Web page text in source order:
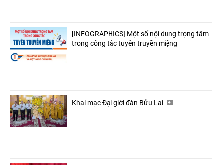
[INFOGRAPHICS] Một số nội dung trọng tâm
trong công tác tuyên truyền miệng
Khai mạc Đại giới đàn Bửu Lai